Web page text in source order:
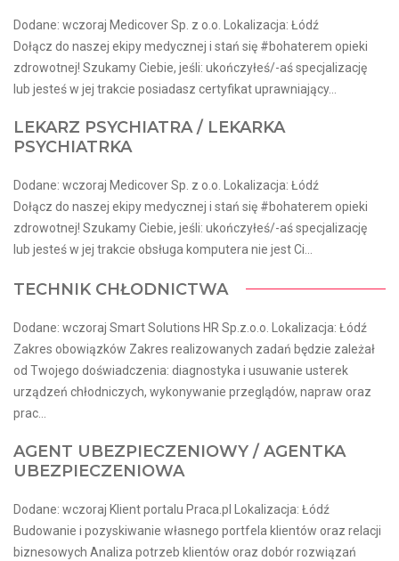
Dodane: wczoraj Medicover Sp. z o.o. Lokalizacja: Łódź
Dołącz do naszej ekipy medycznej i stań się #bohaterem opieki
zdrowotnej! Szukamy Ciebie, jeśli​: ukończyłeś/-aś specjalizację
lub jesteś w jej trakcie posiadasz certyfikat uprawniający...
LEKARZ PSYCHIATRA / LEKARKA
PSYCHIATRKA
Dodane: wczoraj Medicover Sp. z o.o. Lokalizacja: Łódź
Dołącz do naszej ekipy medycznej i stań się #bohaterem opieki
zdrowotnej! Szukamy Ciebie, jeśli​: ukończyłeś/-aś specjalizację
lub jesteś w jej trakcie obsługa komputera nie jest Ci...
TECHNIK CHŁODNICTWA
Dodane: wczoraj Smart Solutions HR Sp.z.o.o. Lokalizacja: Łódź
Zakres obowiązków Zakres realizowanych zadań będzie zależał
od Twojego doświadczenia: diagnostyka i usuwanie usterek
urządzeń chłodniczych, wykonywanie przeglądów, napraw oraz
prac...
AGENT UBEZPIECZENIOWY / AGENTKA
UBEZPIECZENIOWA
Dodane: wczoraj Klient portalu Praca.pl Lokalizacja: Łódź
Budowanie i pozyskiwanie własnego portfela klientów oraz relacji
biznesowych Analiza potrzeb klientów oraz dobór rozwiązań